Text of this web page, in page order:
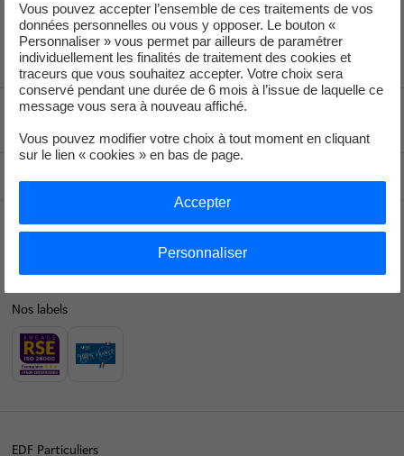
Collectivités
Nos labels
EDF Particuliers
Vous pouvez accepter l’ensemble de ces traitements de vos
données personnelles ou vous y opposer. Le bouton «
Personnaliser » vous permet par ailleurs de paramétrer
individuellement les finalités de traitement des cookies et
traceurs que vous souhaitez accepter. Votre choix sera
conservé pendant une durée de 6 mois à l’issue de laquelle ce
message vous sera à nouveau affiché.
Vous pouvez modifier votre choix à tout moment en cliquant
sur le lien « cookies » en bas de page.
Personnaliser
Accepter